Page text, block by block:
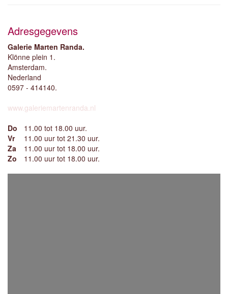
Adresgegevens
Galerie Marten Randa.
Klönne plein 1.
Amsterdam.
Nederland
0597 - 414140.
www.galeriemartenranda.nl
Do
11.00 tot 18.00 uur.
Vr
11.00 uur tot 21.30 uur.
Za
11.00 uur tot 18.00 uur.
Zo
11.00 uur tot 18.00 uur.